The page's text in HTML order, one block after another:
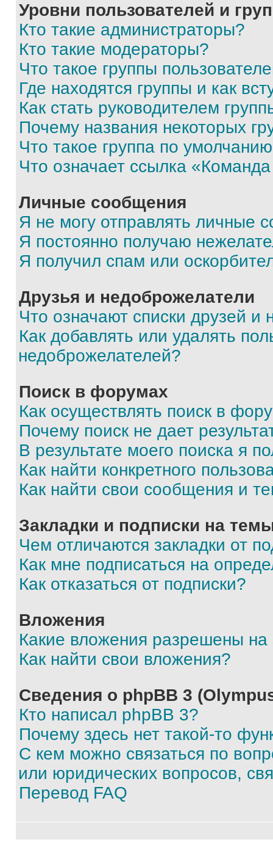
Уровни пользователей и
Кто такие администраторы?
Кто такие модераторы?
Что такое группы
Где находятся группы и как
Как стать руководителем
Почему названия некоторых
Что такое группа по
Что означает ссылка
Личные сообщения
Я не могу отправлять личные
Я постоянно получаю
Я получил спам или
Друзья и недоброжелатели
Что означают списки друзей и
Как добавлять или удалять
недоброжелателей?
Поиск в форумах
Как осуществлять поиск в
Почему поиск не дает
В результате моего поиска я
Как найти конкретного
Как найти свои сообщения и
Закладки и подписки на
Чем отличаются закладки от
Как мне подписаться на
Как отказаться от подписки?
Вложения
Какие вложения разрешены
Как найти свои вложения?
Сведения о phpBB 3
Кто написал phpBB 3?
Почему здесь нет такой-то
С кем можно связаться по
или юридических вопросов,
Перевод FAQ